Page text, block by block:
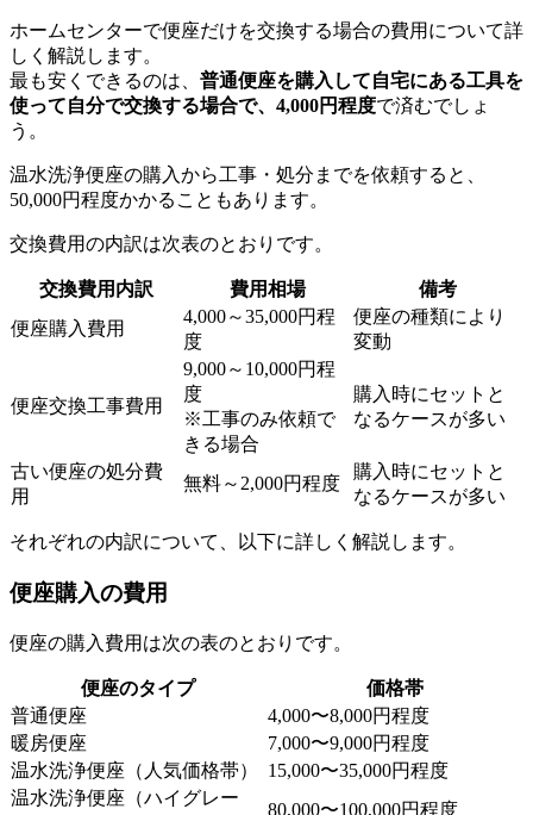
ホームセンターで便座だけを交換する場合の費用について詳
しく解説します。
最も安くできるのは、 普通便座を購入して自宅にある工具を
使って自分で交換する場合で、4,000円程度で済むでしょ
う。
温水洗浄便座の購入から工事・処分までを依頼すると、
50,000円程度かかることもあります。
交換費用の内訳は次表のとおりです。
交換費用内訳 費用相場
備考
便座購入費用
4,000～35,000円程
度
便座の種類により
変動
便座交換工事費用
9,000～10,000円程
度
※工事のみ依頼で
きる場合
購入時にセットと
なるケースが多い
古い便座の処分費
用
無料～2,000円程度
購入時にセットと
なるケースが多い
それぞれの内訳について、以下に詳しく解説します。
便座購入の費用
便座の購入費用は次の表のとおりです。
便座のタイプ
価格帯
普通便座
4,000〜8,000円程度
暖房便座
7,000〜9,000円程度
温水洗浄便座（人気価格帯）
15,000〜35,000円程度
温水洗浄便座（ハイグレー
80,000〜100,000円程度